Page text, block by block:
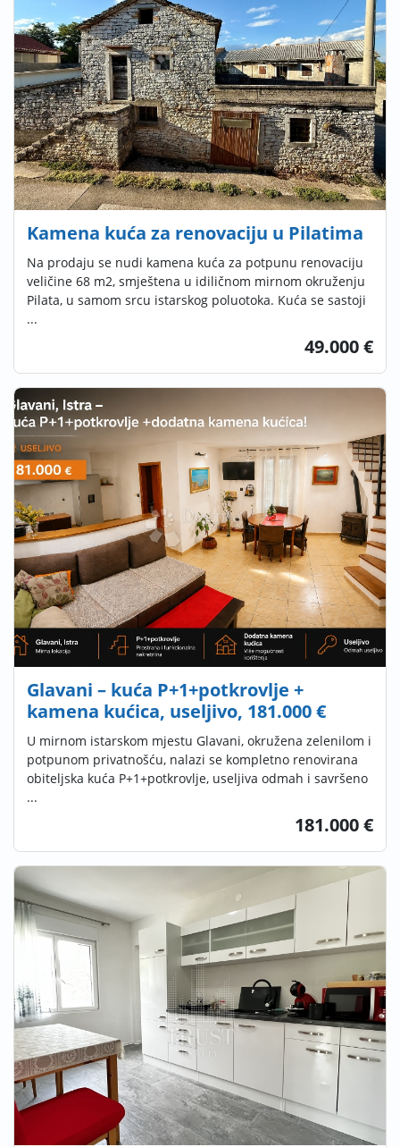
Kamena kuća za renovaciju u Pilatima
Na prodaju se nudi kamena kuća za potpunu renovaciju
veličine 68 m2, smještena u idiličnom mirnom okruženju
Pilata, u samom srcu istarskog poluotoka. Kuća se sastoji
...
49.000 €
Glavani – kuća P+1+potkrovlje +
kamena kućica, useljivo, 181.000 €
U mirnom istarskom mjestu Glavani, okružena zelenilom i
potpunom privatnošću, nalazi se kompletno renovirana
obiteljska kuća P+1+potkrovlje, useljiva odmah i savršeno
...
181.000 €